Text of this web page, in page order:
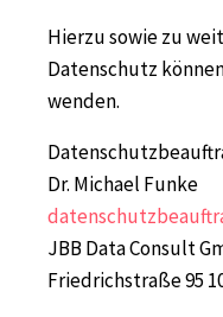
Hierzu sowie zu
Datenschutz
wenden.
Dr. Michael Funke
JBB Data Consult
Friedrichstraße 95